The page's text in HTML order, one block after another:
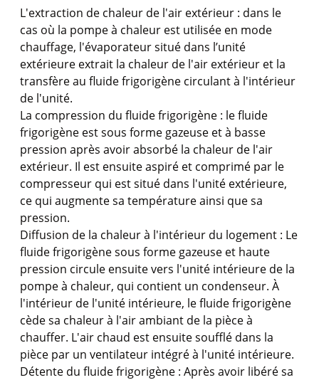
L'extraction de chaleur de l'air extérieur : dans le
cas où la pompe à chaleur est utilisée en mode
chauffage, l'évaporateur situé dans l’unité
extérieure extrait la chaleur de l'air extérieur et la
transfère au fluide frigorigène circulant à l'intérieur
de l'unité.
La compression du fluide frigorigène : le fluide
frigorigène est sous forme gazeuse et à basse
pression après avoir absorbé la chaleur de l'air
extérieur. Il est ensuite aspiré et comprimé par le
compresseur qui est situé dans l'unité extérieure,
ce qui augmente sa température ainsi que sa
pression.
Diffusion de la chaleur à l'intérieur du logement : Le
fluide frigorigène sous forme gazeuse et haute
pression circule ensuite vers l'unité intérieure de la
pompe à chaleur, qui contient un condenseur. À
l'intérieur de l'unité intérieure, le fluide frigorigène
cède sa chaleur à l'air ambiant de la pièce à
chauffer. L'air chaud est ensuite soufflé dans la
pièce par un ventilateur intégré à l'unité intérieure.
Détente du fluide frigorigène : Après avoir libéré sa